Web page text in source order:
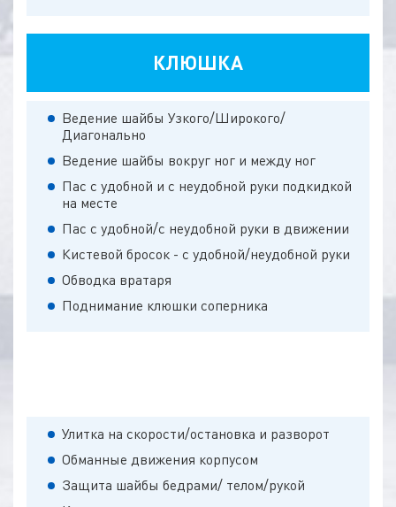
КЛЮШКА
Ведение шайбы Узкого/Широкого/
Диагонально
Ведение шайбы вокруг ног и между ног
Пас с удобной и с неудобной руки подкидкой
на месте
Пас с удобной/с неудобной руки в движении
Кистевой бросок - с удобной/неудобной руки
Обводка вратаря
Поднимание клюшки соперника
Улитка на скорости/остановка и разворот
Обманные движения корпусом
Защита шайбы бедрами/ телом/рукой